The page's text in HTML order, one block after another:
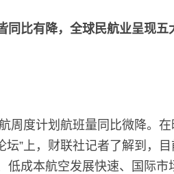
比有降，全球民航业呈现五
度计划航班量同比微降。在
”上，财联社记者了解到，
低成本航空发展快速、国际市